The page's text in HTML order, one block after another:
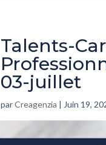
Talents-
03-juillet
parCreagenzia | Juin 19,